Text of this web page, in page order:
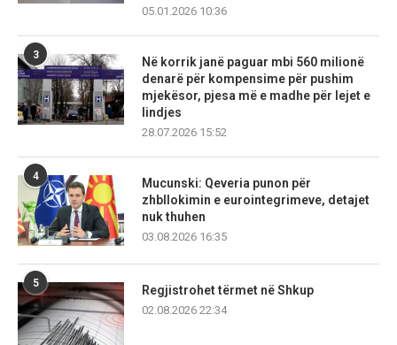
05.01.2026 10:36
3
Në korrik janë paguar mbi 560 milionë
denarë për kompensime për pushim
mjekësor, pjesa më e madhe për lejet e
lindjes
28.07.2026 15:52
4
Mucunski: Qeveria punon për
zhbllokimin e eurointegrimeve, detajet
nuk thuhen
03.08.2026 16:35
5
Regjistrohet tërmet në Shkup
02.08.2026 22:34